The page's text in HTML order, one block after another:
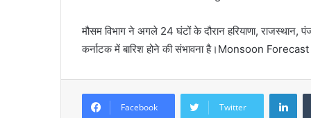
मौसम विभाग ने अगले 24 घंटों के दौरान हरियाणा,
कर्नाटक में बारिश होने की संभावना है।Monsoon
Facebook Twitter